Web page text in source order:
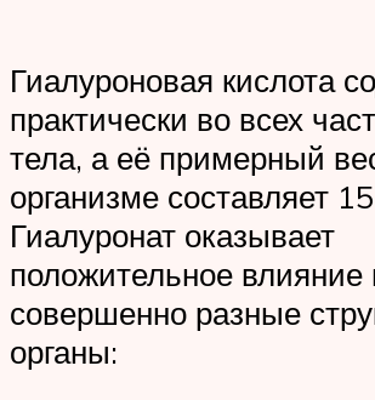
Гиалуроновая кислота
практически во всех
тела, а её примерный
организме составляет
Гиалуронат оказывает
положительное влияние
совершенно разные
органы: